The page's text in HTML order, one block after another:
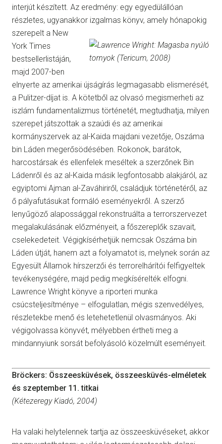
interjút készített. Az eredmény: egy egyedülállóan
részletes, ugyanakkor izgalmas könyv, amely hónapokig
szerepelt a New
York Times
bestsellerlistáján,
majd 2007-ben
elnyerte az amerikai újságírás legmagasabb elismerését,
a Pulitzer-díjat is. A kötetből az olvasó megismerheti az
iszlám fundamentalizmus történetét, megtudhatja, milyen
szerepet játszottak a szaúdi és az amerikai
kormányszervek az al-Kaida majdani vezetője, Oszáma
bin Láden megerősödésében. Rokonok, barátok,
harcostársak és ellenfelek meséltek a szerzőnek Bin
Ládenről és az al-Kaida másik legfontosabb alakjáról, az
egyiptomi Ajman al-Zaváhiriről, családjuk történetéről, az
ő pályafutásukat formáló eseményekről. A szerző
lenyűgöző alapossággal rekonstruálta a terrorszervezet
megalakulásának előzményeit, a főszereplők szavait,
cselekedeteit. Végigkísérhetjük nemcsak Oszáma bin
Láden útját, hanem azt a folyamatot is, melynek során az
Egyesült Államok hírszerzői és terrorelhárítói felfigyeltek
tevékenységére, majd pedig megkísérelték elfogni.
Lawrence Wright könyve a riporteri munka
csúcsteljesítménye – elfogulatlan, mégis szenvedélyes,
részletekbe menő és letehetetlenül olvasmányos. Aki
végigolvassa könyvét, mélyebben értheti meg a
mindannyiunk sorsát befolyásoló közelmúlt eseményeit.
Bröckers: Összeesküvések, összeesküvés-elméletek
és szeptember 11. titkai
(Kétezeregy Kiadó, 2004)
Ha valaki helytelennek tartja az összeesküvéseket, akkor